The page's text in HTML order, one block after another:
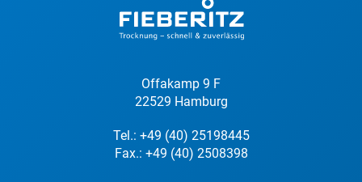
Offakamp 9 F
22529 Hamburg
Tel.: +49 (40) 25198445
Fax.: +49 (40) 2508398